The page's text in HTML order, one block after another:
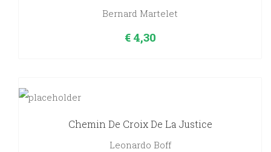
Bernard Martelet
€4,30
Chemin De Croix De La Justice
Leonardo Boff